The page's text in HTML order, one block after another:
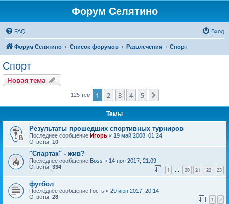
Форум Селятино
FAQ Вход
Форум Селятино Список форумов Развлечения Спорт
Спорт
Новая тема
125 тем 1 2 3 4 5
Темы
Результаты прошедших спортивных турниров
Последнее сообщение Игорь « 19 май 2008, 01:24
Ответы: 10
"Спартак" - жив?
Последнее сообщение Boss « 14 ноя 2017, 21:09
Ответы: 334 1 … 20 21 22 23
футбол
Последнее сообщение Гость « 29 июн 2017, 20:14
Ответы: 28 1 2